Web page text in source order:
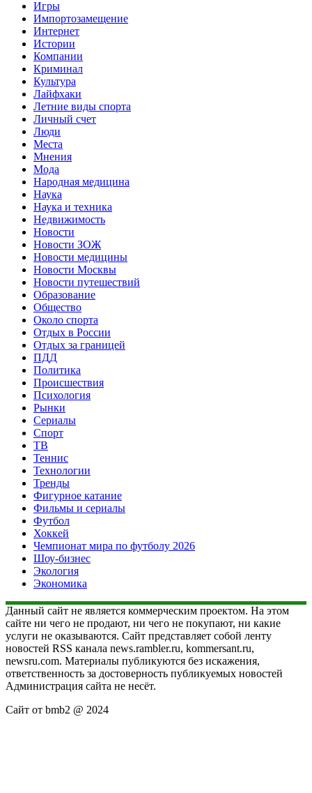
Игры
Импортозамещение
Интернет
Истории
Компании
Криминал
Культура
Лайфхаки
Летние виды спорта
Личный счет
Люди
Места
Мнения
Мода
Народная медицина
Наука
Наука и техника
Недвижимость
Новости
Новости ЗОЖ
Новости медицины
Новости Москвы
Новости путешествий
Образование
Общество
Около спорта
Отдых в России
Отдых за границей
ПДД
Политика
Происшествия
Психология
Рынки
Сериалы
Спорт
ТВ
Теннис
Технологии
Тренды
Фигурное катание
Фильмы и сериалы
Футбол
Хоккей
Чемпионат мира по футболу 2026
Шоу-бизнес
Экология
Экономика
Данный сайт не является коммерческим проектом. На этом
сайте ни чего не продают, ни чего не покупают, ни какие
услуги не оказываются. Сайт представляет собой ленту
новостей RSS канала news.rambler.ru, kommersant.ru,
newsru.com. Материалы публикуются без искажения,
ответственность за достоверность публикуемых новостей
Администрация сайта не несёт.
Сайт от bmb2 @ 2024